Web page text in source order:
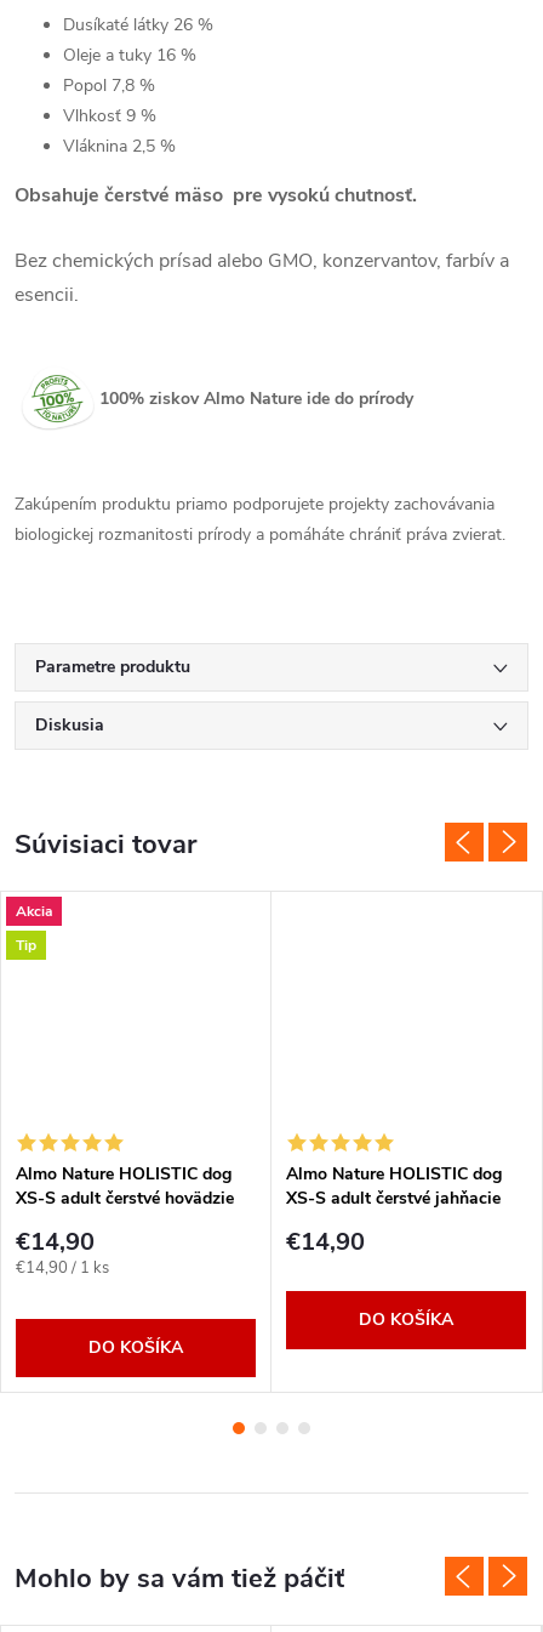
Dusíkaté látky 26 %
Oleje a tuky 16 %
Popol 7,8 %
Vlhkosť 9 %
Vláknina 2,5 %
Obsahuje čerstvé mäso pre vysokú chutnosť.
Bez chemických prísad alebo GMO, konzervantov, farbív a
esencii.
100% ziskov Almo Nature ide do prírody
Zakúpením produktu priamo podporujete projekty zachovávania
biologickej rozmanitosti prírody a pomáháte chrániť práva zvierat.
Parametre produktu
Diskusia
Súvisiaci tovar
Akcia
Tip
Almo Nature HOLISTIC dog
XS-S adult čerstvé hovädzie
€14,90
Jednotková
€14,90 / 1 ks
DO KOŠÍKA
Almo Nature HOLISTIC dog
XS-S adult čerstvé jahňacie
€14,90
DO KOŠÍKA